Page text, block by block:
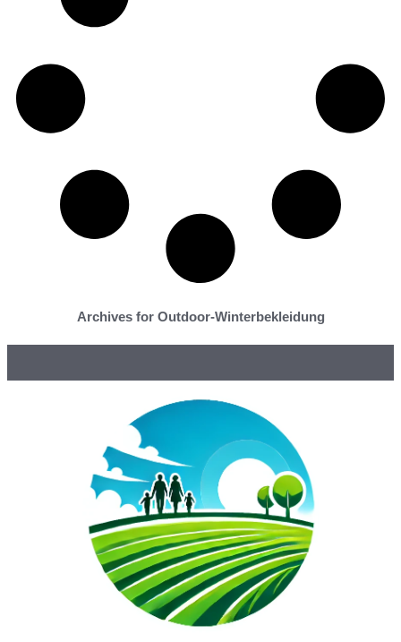
Archives for Outdoor-Winterbekleidung